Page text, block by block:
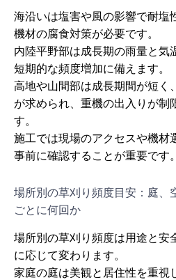
海沿いは塩害や風の影響で耐塩
機材の腐食対策が必要です。
内陸平野部は成長期の雨量と気
短期的な頻度増加に備えます。
高地や山間部は成長期間が短く
が求められ、重機の出入りが制
す。
施工では現場のアクセスや機材
事前に確認することが重要です。
場所別の草刈り頻度目安：庭、
ごとに何回か
場所別の草刈り頻度は用途と安
に応じて変わります。
家庭の庭は美観と居住性を重視